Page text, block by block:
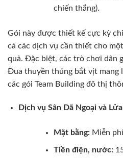
chiến thắng).
Gói này được thiết kế cực kỳ
cả các dịch vụ cần thiết cho
quả. Đặc biệt, các trò chơi dân
Đua thuyền thúng bắt vịt mang
các gói Team Building đô thị
Dịch vụ Sân Dã Ngoại và
Mặt bằng:Miễn phí
Tiền điện, nước: